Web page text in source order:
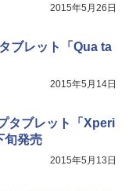
2015年5月26日
ブレット「Qua ta
2015年5月14日
タブレット「Xperi
旬発売
2015年5月13日